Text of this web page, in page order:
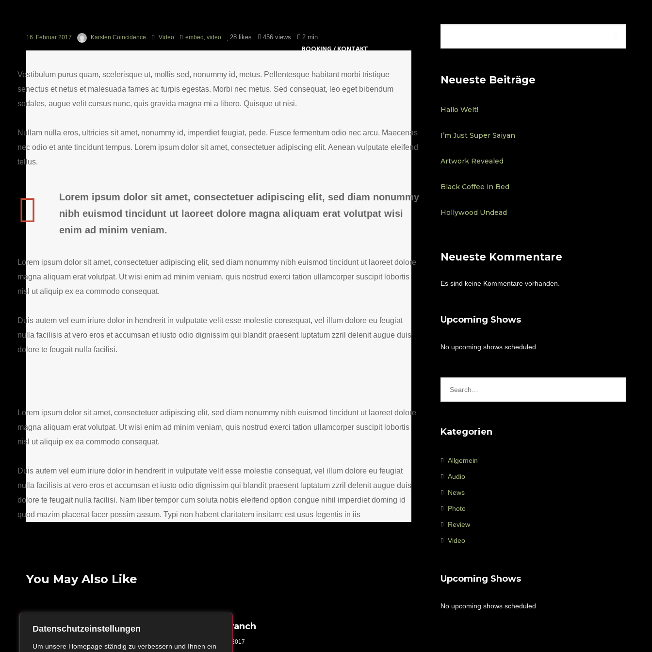
Datenschutzeinstellungen
Um unsere Homepage ständig zu verbessern und Ihnen ein
BOOKING / KONTAKT
16. Februar 2017 Karsten Coincidence Video embed , video 28 likes 456 views 2 min
Vestibulum purus quam, scelerisque ut, mollis sed, nonummy id, metus. Pellentesque habitant morbi tristique
senectus et netus et malesuada fames ac turpis egestas. Morbi nec metus. Sed consequat, leo eget bibendum
sodales, augue velit cursus nunc, quis gravida magna mi a libero. Quisque ut nisi.
Nullam nulla eros, ultricies sit amet, nonummy id, imperdiet feugiat, pede. Fusce fermentum odio nec arcu. Maecenas
nec odio et ante tincidunt tempus. Lorem ipsum dolor sit amet, consectetuer adipiscing elit. Aenean vulputate eleifend
tellus.
Lorem ipsum dolor sit amet, consectetuer adipiscing elit, sed diam nonummy
nibh euismod tincidunt ut laoreet dolore magna aliquam erat volutpat wisi
enim ad minim veniam.
Lorem ipsum dolor sit amet, consectetuer adipiscing elit, sed diam nonummy nibh euismod tincidunt ut laoreet dolore
magna aliquam erat volutpat. Ut wisi enim ad minim veniam, quis nostrud exerci tation ullamcorper suscipit lobortis
nisl ut aliquip ex ea commodo consequat.
Duis autem vel eum iriure dolor in hendrerit in vulputate velit esse molestie consequat, vel illum dolore eu feugiat
nulla facilisis at vero eros et accumsan et iusto odio dignissim qui blandit praesent luptatum zzril delenit augue duis
dolore te feugait nulla facilisi.
Lorem ipsum dolor sit amet, consectetuer adipiscing elit, sed diam nonummy nibh euismod tincidunt ut laoreet dolore
magna aliquam erat volutpat. Ut wisi enim ad minim veniam, quis nostrud exerci tation ullamcorper suscipit lobortis
nisl ut aliquip ex ea commodo consequat.
Duis autem vel eum iriure dolor in hendrerit in vulputate velit esse molestie consequat, vel illum dolore eu feugiat
nulla facilisis at vero eros et accumsan et iusto odio dignissim qui blandit praesent luptatum zzril delenit augue duis
dolore te feugait nulla facilisi. Nam liber tempor cum soluta nobis eleifend option congue nihil imperdiet doming id
quod mazim placerat facer possim assum. Typi non habent claritatem insitam; est usus legentis in iis
You May Also Like
Cautious Creative Life on a Branch
16. FEBRUAR 2017
Neueste Beiträge
Hallo Welt!
I’m Just Super Saiyan
Artwork Revealed
Black Coffee in Bed
Hollywood Undead
Neueste Kommentare
Es sind keine Kommentare vorhanden.
Upcoming Shows
No upcoming shows scheduled
Kategorien
Allgemein
Audio
News
Photo
Review
Video
Upcoming Shows
No upcoming shows scheduled